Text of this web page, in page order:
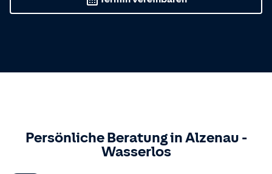
Persönliche Beratung inAlzenau -
Wasserlos